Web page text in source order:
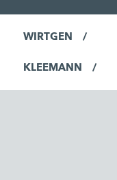
WIRTGEN
KLEEMANN